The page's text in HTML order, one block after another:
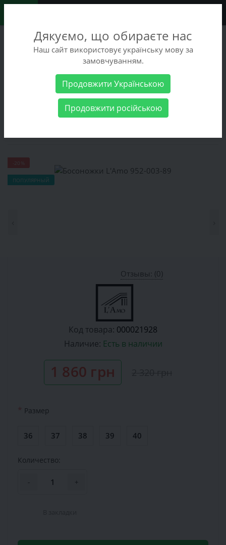
+38 (068) 486-90-09
+38 (093) 486-90-09
Женские товары Женская обувь
Босоножки L'Amo 952-003-
-20%
ПОПУЛЯРНЫЙ
Отзывы: (0)
Код товара: 000021928
Наличие: Есть в наличии
1 860 грн
* Размер
36 37 38 39 40
Количество:
- +
Дякуємо, що обираєте нас
Наш сайт використовує українську мову за
замовчуванням.
Продовжити Українською
Продовжити російською